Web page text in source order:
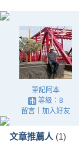
筆記阿本
等級：8
留言｜ 加入好友
文章推薦人 (1)